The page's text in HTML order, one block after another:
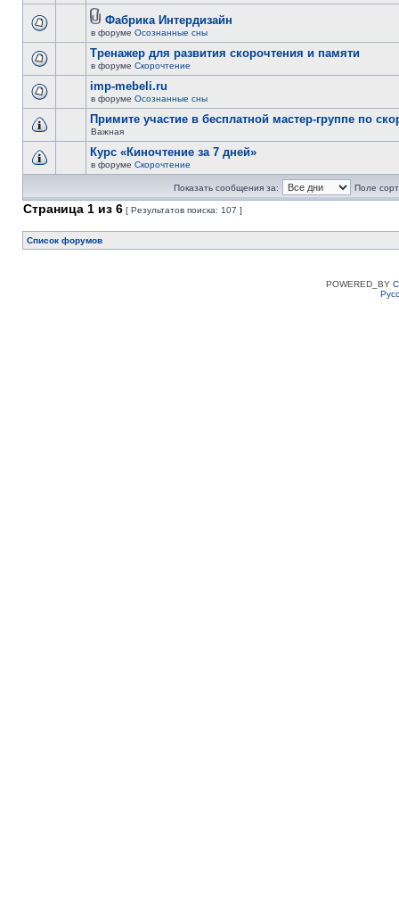
Фабрика Интердизайн
в форуме Осознанные сны
Тренажер для развития скорочтения и памяти
в форуме Скорочтение
imp-mebeli.ru
в форуме Осознанные сны
Примите участие в бесплатной мастер-группе по
Важная
Курс «Киночтение за 7 дней»
в форуме Скорочтение
Показать сообщения за: Поле
Страница 1 из 6 [ Результатов поиска: 107 ]
Список форумов
POWERED_BY